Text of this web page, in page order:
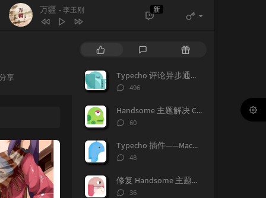
万疆 - 李玉刚 新
享
文
章
评
随
文Typecho 评论异步通知插件——Notice
评
数：
496
Handsome 主题解决 CodePrettify 代码高亮插件与 Vditor 兼容问题
评
数：
60
Typecho 插件——MacHighlight 代码语法高亮插件
评
数：
48
修复 Handsome 主题评论可见内格式错乱问题
评
36